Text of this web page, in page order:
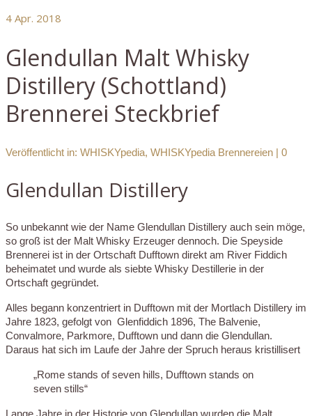
4 Apr. 2018
Glendullan Malt Whisky
Distillery (Schottland)
Brennerei Steckbrief
Veröffentlicht in: WHISKYpedia, WHISKYpedia Brennereien | 0
Glendullan Distillery
So unbekannt wie der Name Glendullan Distillery auch sein möge,
so groß ist der Malt Whisky Erzeuger dennoch. Die Speyside
Brennerei ist in der Ortschaft Dufftown direkt am River Fiddich
beheimatet und wurde als siebte Whisky Destillerie in der
Ortschaft gegründet.
Alles begann konzentriert in Dufftown mit der Mortlach Distillery im
Jahre 1823, gefolgt von Glenfiddich 1896, The Balvenie,
Convalmore, Parkmore, Dufftown und dann die Glendullan.
Daraus hat sich im Laufe der Jahre der Spruch heraus kristillisert
„Rome stands of seven hills, Dufftown stands on
seven stills“
Lange Jahre in der Historie von Glendullan wurden die Malt